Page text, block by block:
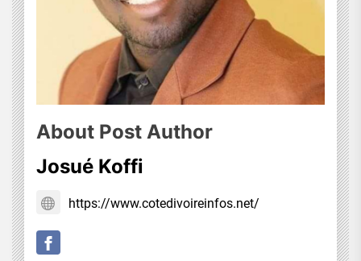
About Post Author
Josué Koffi
https://www.cotedivoireinfos.net/